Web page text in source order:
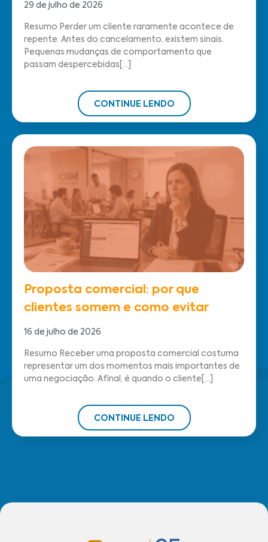
29 de julho de 2026
Resumo Perder um cliente raramente acontece de
repente. Antes do cancelamento, existem sinais.
Pequenas mudanças de comportamento que
passam despercebidas[...]
CONTINUE LENDO
Proposta comercial: por que
clientes somem e como evitar
16 de julho de 2026
Resumo Receber uma proposta comercial costuma
representar um dos momentos mais importantes de
uma negociação. Afinal, é quando o cliente[...]
CONTINUE LENDO